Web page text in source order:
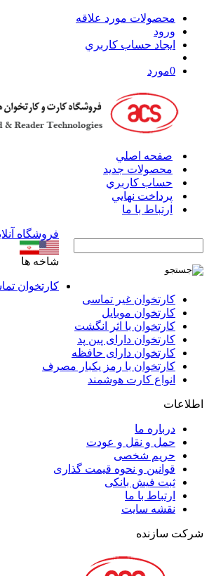
محصولات مورد علاقه
ورود
ايجاد حساب کاربري
0مورد
صفحه اصلي
محصولات جدید
حساب کاربري
پرداخت نهايي
ارتباط با ما
فروشگاه
شاخه ها
کارتخوان‌
کارتخوان‌ غیر تماسی
کارتخوان موبایل
کارتخوان با اثر انگشت
کارتخوان دارای پین پد
کارتخوان دارای حافظه
کارتخوان با رمز یکبار مصرف
انواع کارت هوشمند
اطلاعات
درباره ما
حمل و نقل و عودت
حریم شخصی
قوانین و نحوه قیمت گذاری
ثبت فیش بانکی
ارتباط با ما
نقشه سايت
شرکت سازنده